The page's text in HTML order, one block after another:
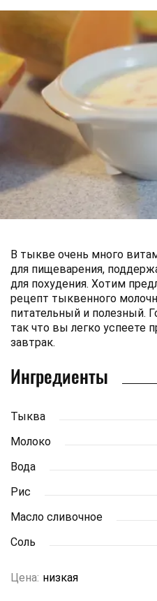
В тыкве очень много
для пищеварения,
для похудения. Хотим
рецепт тыквенного
питательный и полезный.
так что вы легко успеете
завтрак.
Ингредиенты
Тыква
Молоко
Вода
Рис
Масло сливочное
Соль
Цена: низкая